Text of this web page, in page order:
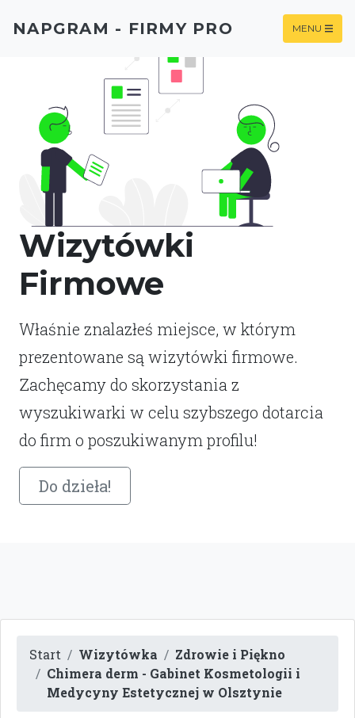
Wizytówki
Firmowe
Właśnie znalazłeś miejsce, w którym
prezentowane są wizytówki firmowe.
Zachęcamy do skorzystania z
wyszukiwarki w celu szybszego dotarcia
do firm o poszukiwanym profilu!
Do dzieła!
NAPGRAM - FIRMY PRO MENU
Start Wizytówka
Zdrowie i Piękno
Chimera derm - Gabinet Kosmetologii i
Medycyny Estetycznej w Olsztynie